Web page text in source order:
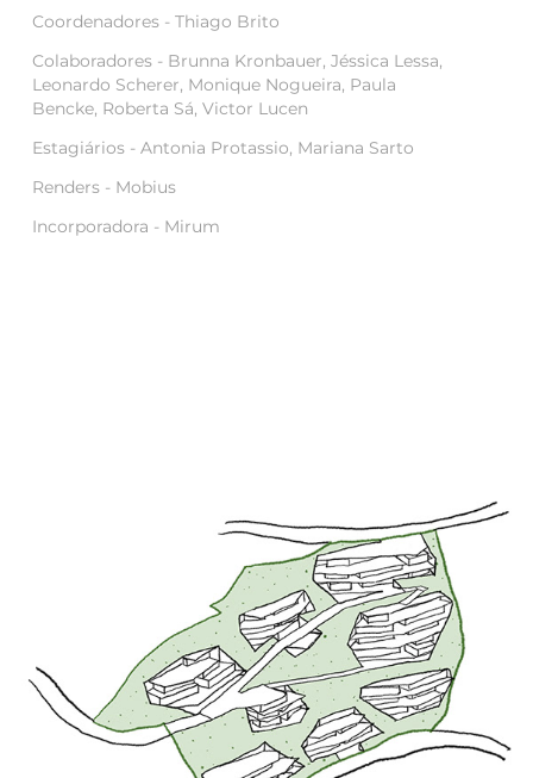
Coordenadores - Thiago Brito
Colaboradores - Brunna Kronbauer, Jéssica Lessa,
Leonardo Scherer, Monique Nogueira, Paula
Bencke, Roberta Sá, Victor Lucen
Estagiários - Antonia Protassio, Mariana Sarto
Renders - Mobius
Incorporadora - Mirum